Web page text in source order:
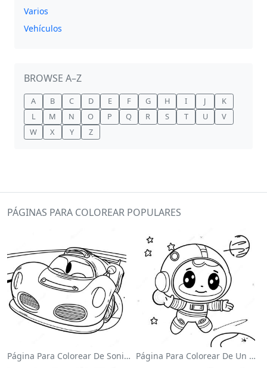
Varios
Vehículos
BROWSE A–Z
A B C D E F G H I J
K
L
M N O P Q R S T U
V
W
X Y Z
PÁGINAS PARA COLOREAR POPULARES
Página Para Colorear De Sonic El Velocista Página Para Colorear De Un Astronauta Lindo Flotando En El Espacio